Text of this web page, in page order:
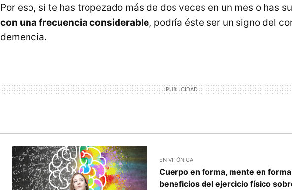
Por eso, si te has tropezado más de dos veces en un mes o has
con una frecuencia considerable, podría éste ser un signo del
demencia.
EN VITÓNICA
Cuerpo en forma, mente en
beneficios del ejercicio físico